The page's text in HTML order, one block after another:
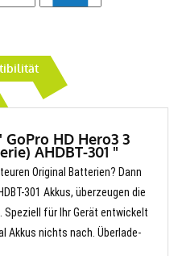
HD Hero3 3
AHDBT-301 "
Original Batterien? Dann
301 Akkus, überzeugen die
Speziell für Ihr Gerät entwickelt
Akkus nichts nach. Überlade-